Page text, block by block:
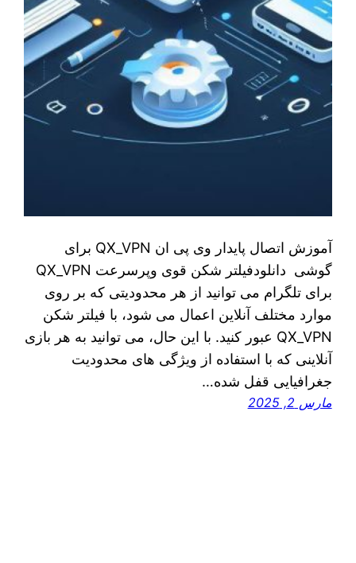
آموزش اتصال پایدار وی پی ان QX_VPN برای
گوشی دانلودفیلتر شکن قوی وپرسرعت QX_VPN
برای تلگرام می توانید از هر محدودیتی که بر روی
موارد مختلف آنلاین اعمال می شود، با فیلتر شکن
QX_VPN عبور کنید. با این حال، می‌ توانید به هر بازی
آنلاینی که با استفاده از ویژگی‌ های محدودیت
جغرافیایی قفل شده‌…
مارس 2, 2025